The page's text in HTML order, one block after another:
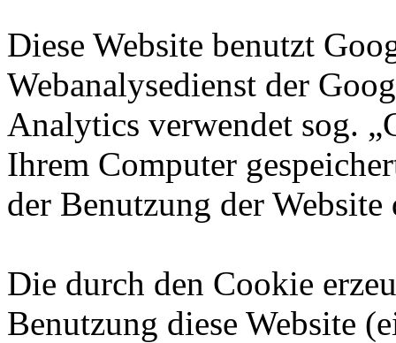
Diese Website benutzt
Webanalysedienst der
Analytics verwendet sog.
Ihrem Computer
der Benutzung der
Die durch den Cookie
Benutzung diese Website